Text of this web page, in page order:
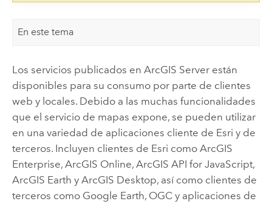
En este tema
Los servicios publicados en ArcGIS Serverestán
disponibles para su consumo por parte de clientes
web y locales. Debido a las muchas funcionalidades
que el servicio de mapas expone, se pueden utilizar
en una variedad de aplicaciones cliente de Esri y de
terceros. Incluyen clientes de Esri como ArcGIS
Enterprise, ArcGIS Online, ArcGIS API for JavaScript,
ArcGIS Earth y ArcGIS Desktop, así como clientes de
terceros como Google Earth, OGC y aplicaciones de